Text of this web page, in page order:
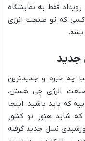
رویداد فقط یه نمایشگاه
که تو صنعت انرژی
بشه.
جدید
چه خبره و جدیدترین
صنعت انرژی چی هستن،
دقیقاً همون جاییه که باید باشید. اینجا
شاید هنوز تو کشور
نسل جدید گرفته